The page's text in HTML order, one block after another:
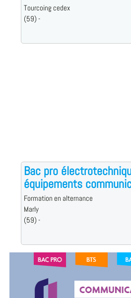
Tourcoing cedex
(59) -
Bac pro
équipements
Formation en alternance
Marly
(59) -